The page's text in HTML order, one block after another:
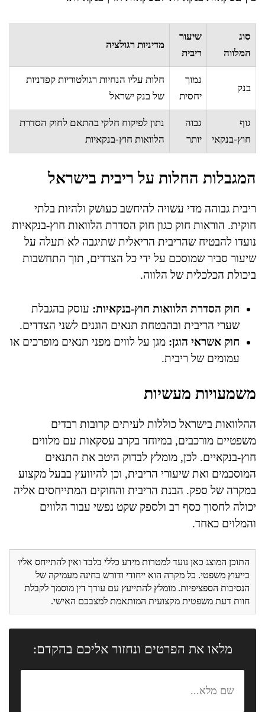
סוג
המלווה
שיעור
ריבית
מדיניות רגולציה
בנק
נמוך
יחסית
חלות עליו הנחיות רגולטוריות קפדניות
של בנק ישראל
גוף
חוץ-בנקאי
גבוה
יותר
נתון לפיקוח חלקי בהתאם לחוק הסדרת
הלוואות חוץ-בנקאיות
המגבלות החלות על ריבית בישראל
ריבית גבוהה מדי עשויה להיחשב כעושק ולהיות בלתי
חוקית. הוראות חוק כגון חוק הסדרת הלוואות חוץ-בנקאיות
נועדו להבטיח שהריבית הריאלית שתיגבה לא תעלה על
שיעור סביר שמוסכם על ידי כל הצדדים, תוך התחשבות
ביכולת הכלכלית של הלווה.
חוק הסדרת הלוואות חוץ-בנקאיות: עוסק בהגבלת
שערי הריבית ובהבטחת תנאים הוגנים לשני הצדדים.
חוק אשראי הוגן: מגן על לווים מפני תנאים מופרכים או
עמומים של ריבית.
משמעויות מעשיות
ההלוואות בישראל כוללות לעיתים קרובות רבדים
משפטיים מורכבים, במיוחד בקרב עסקאות עם מלווים
חוץ-בנקאיים. לכן, מומלץ לבדוק היטב את התנאים
המוסכמים ואת שיעורי הריבית, וכן להיוועץ בבעל מקצוע
במקרה של ספק. הבנת הריבית והחוקים המתייחסים אליה
יכולה לחסוך כסף רב ולספק שקט נפשי עבור הלווים
והמלוים כאחד.
התוכן המוצג כאן נועד למטרות מידע כללי בלבד ואין להתייחס אליו
כייעוץ משפטי. כל מקרה הוא ייחודי ודורש בחינה מעמיקה של
הנסיבות הספציפיות. מומלץ להתייעץ עם עורך דין מוסמך לקבלת
חוות דעת משפטית מקצועית המותאמת למצבכם האישי.
מלאו את הפרטים ונחזור אליכם בהקדם: